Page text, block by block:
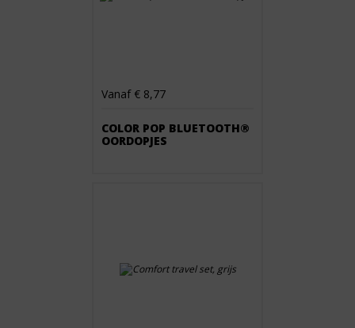
Vanaf € 8,77
COLOR POP BLUETOOTH®
OORDOPJES